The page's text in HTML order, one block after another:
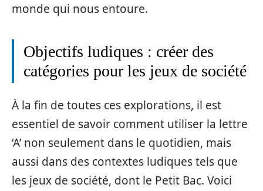
monde qui nous entoure.
Objectifs ludiques : créer des
catégories pour les jeux de société
À la fin de toutes ces explorations, il est
essentiel de savoir comment utiliser la lettre
‘A’ non seulement dans le quotidien, mais
aussi dans des contextes ludiques tels que
les jeux de société, dont le Petit Bac. Voici